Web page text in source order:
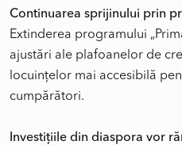
Continuarea sprijinului prin
Extinderea programului
ajustări ale plafoanelor de
locuințelor mai accesibilă
cumpărători.
Investițiile din diaspora vor